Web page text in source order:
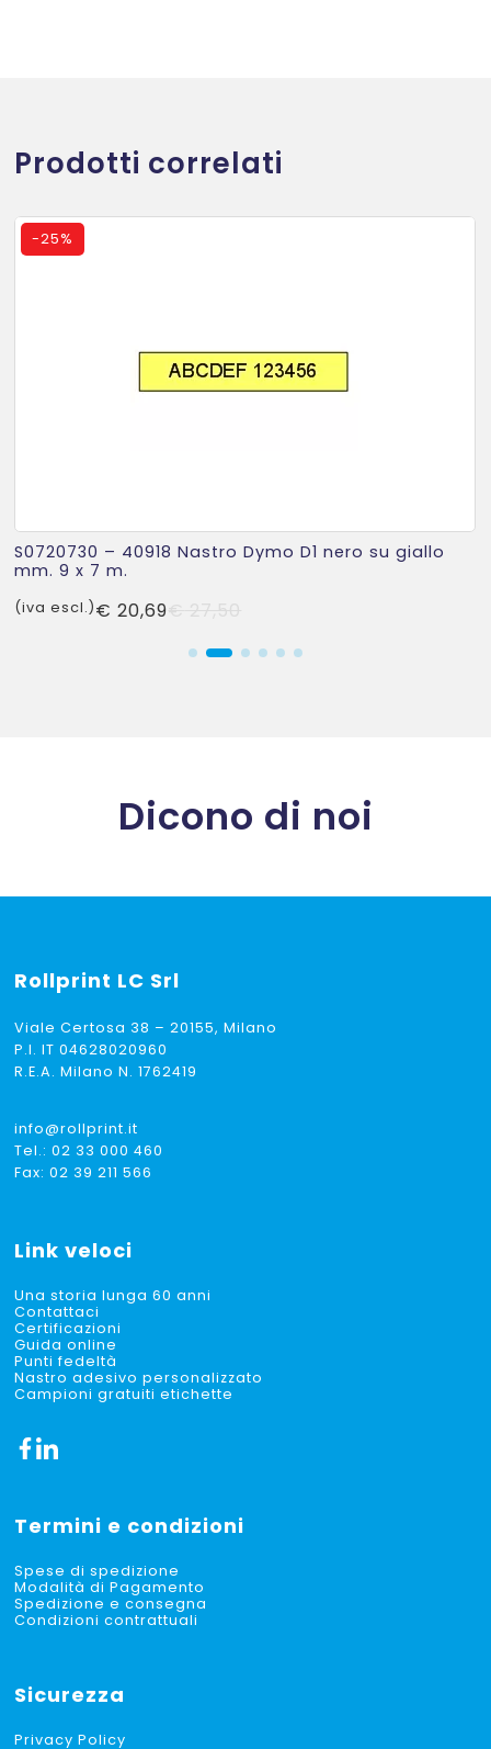
Prodotti correlati
-25%
S0720730 – 40918 Nastro Dymo D1 nero su giallo
mm. 9 x 7 m.
originale
€ 20,69
attuale
(iva escl.)
Dicono di noi
Rollprint LC Srl
Viale Certosa 38 – 20155, Milano
P.I. IT 04628020960
R.E.A. Milano N. 1762419
info@rollprint.it
Tel.:02 33 000 460
Fax: 02 39 211 566
Link veloci
Una storia lunga 60 anni
Contattaci
Certificazioni
Guida online
Punti fedeltà
Nastro adesivo personalizzato
Campioni gratuiti etichette
Termini e condizioni
Spese di spedizione
Modalità di Pagamento
Spedizione e consegna
Condizioni contrattuali
Sicurezza
Privacy Policy